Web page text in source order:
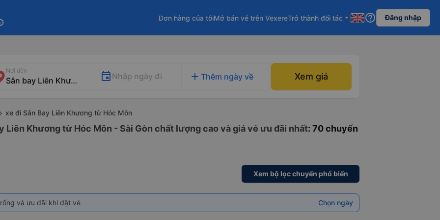
Đơn hàng của tôiMở bán vé trên VexereTrở thành đối tác arrow_drop_down help_outline Đăng nhập
Nơi đến
Nhập ngày đi add Thêm ngày về Xem giá
xe đi Sân Bay Liên Khương từ Hóc Môn
Liên Khương từ Hóc Môn - Sài Gòn chất lượng cao và giá vé ưu đãi nhất: 70 chuyến
Xem bộ lọc chuyến phổ biến
và ưu đãi khi đặt vé Chọn ngày